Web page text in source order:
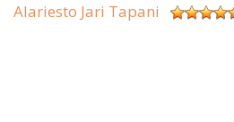
Alariesto Jari Tapani